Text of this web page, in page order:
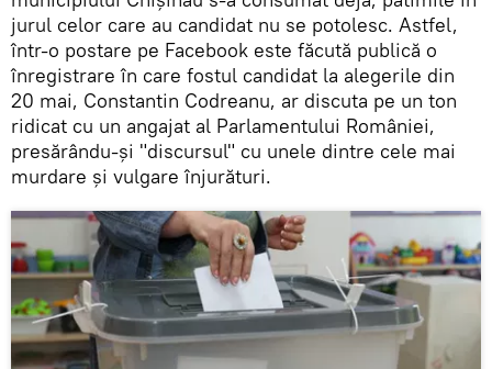
jurul celor care au candidat nu se potolesc. Astfel,
într-o postare pe Facebook este făcută publică o
înregistrare în care fostul candidat la alegerile din
20 mai, Constantin Codreanu, ar discuta pe un ton
ridicat cu un angajat al Parlamentului României,
presărându-și "discursul" cu unele dintre cele mai
murdare și vulgare înjurături.